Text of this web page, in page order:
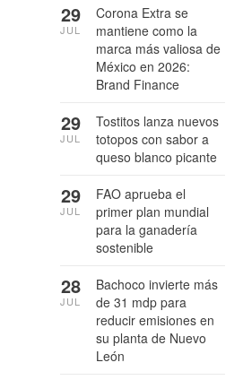
Corona Extra se
mantiene como la
marca más valiosa de
México en 2026:
Brand Finance
29
JUL
Tostitos lanza nuevos
totopos con sabor a
queso blanco picante
29
JUL
FAO aprueba el
primer plan mundial
para la ganadería
sostenible
29
JUL
Bachoco invierte más
de 31 mdp para
reducir emisiones en
su planta de Nuevo
León
28
JUL